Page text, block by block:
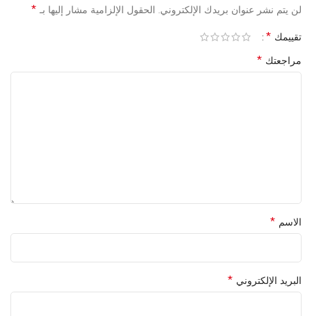
لن يتم نشر عنوان بريدك الإلكتروني. الحقول الإلزامية مشار إليها بـ *
تقييمك *
مراجعتك *
الاسم *
البريد الإلكتروني *